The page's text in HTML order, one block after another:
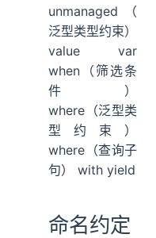
unmanaged（
泛型类型约束）
value var
when（筛选条
件）
where（泛型类
型约束）
where（查询子
句） with yield
命名约定